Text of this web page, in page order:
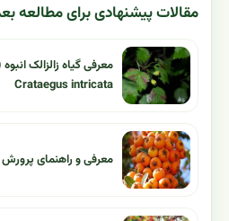
مقالات پیشنهادی برای مطالعه
Crataegus intricata
معرفی و راهنمای پرورش